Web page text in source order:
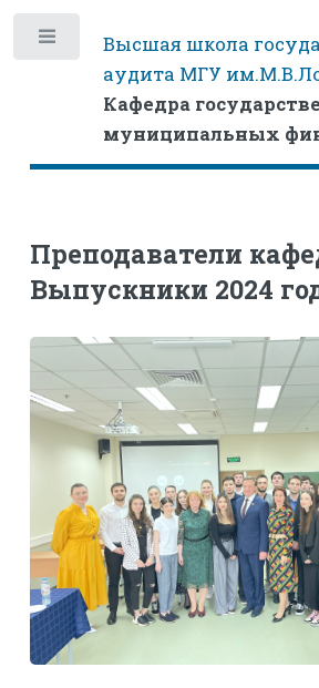
Высшая школа
аудита МГУ
Кафедра
муниципальных
Преподаватели
Выпускники 2024
Toggle